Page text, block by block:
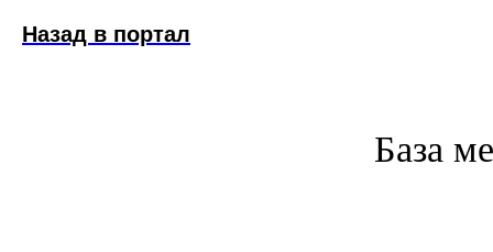
Назад в портал
База